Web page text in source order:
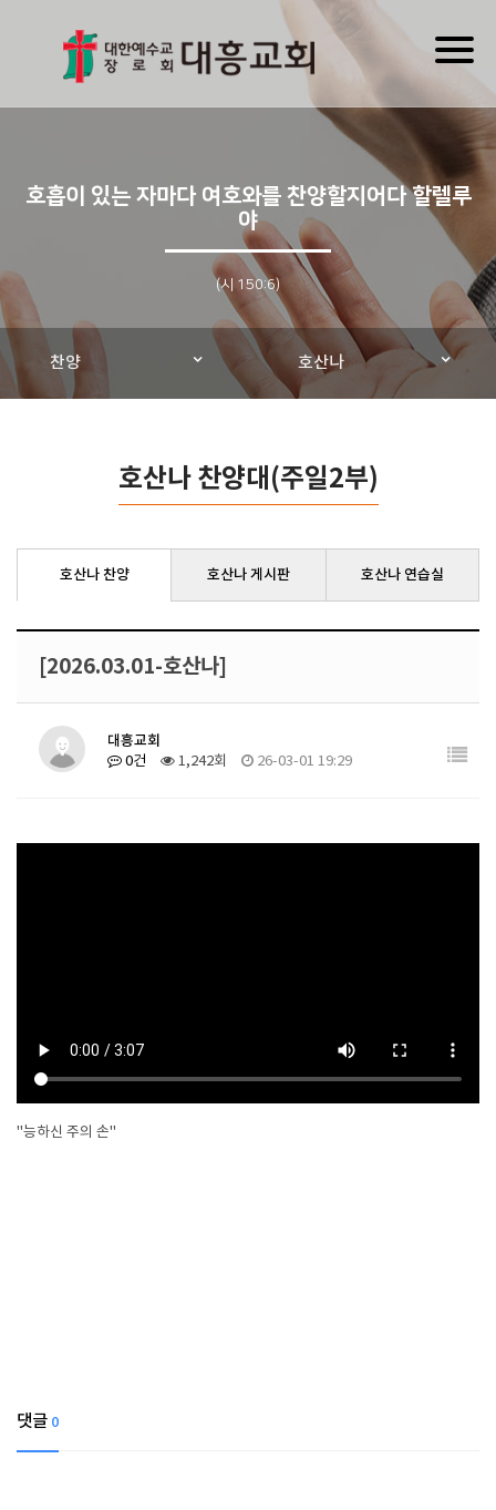
호흡이 있는 자마다 여호와를 찬양할지어다 할렐루
야
(시 150:6)
찬양 호산나
호산나 찬양대(주일2부)
호산나 찬양 호산나 게시판 호산나 연습실
[2026.03.01-호산나]
대흥교회
0건 1,242회 26-03-01 19:29
"능하신 주의 손"
댓글 0